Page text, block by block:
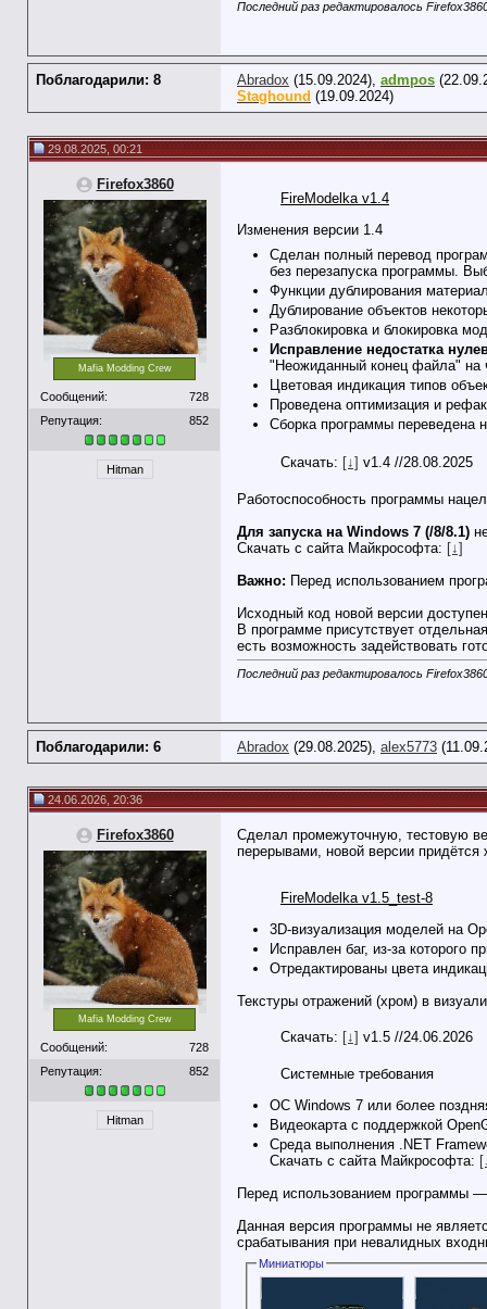
Последний раз редактировалось
Поблагодарили: 8 Abradox (15.09.2024), admpos
Staghound (19.09.2024)
29.08.2025, 00:21
Firefox3860
Mafia Modding Crew
Сообщений:
728
Репутация:
852
Hitman
FireModelka v1.4
Изменения версии 1.4
Сделан полный перевод
без перезапуска программы.
Функции дублирования
Дублирование объектов
Разблокировка и блокировка
Исправление недостатка
"Неожиданный конец файла" на
Цветовая индикация типов
Проведена оптимизация и
Сборка программы переведена
Скачать: [↓] v1.4 //28.08.2025
Работоспособность программы
Для запуска на Windows 7 (/8/8.1)
Скачать с сайта Майкрософта: [↓]
Важно: Перед использованием
Исходный код новой версии
В программе присутствует
есть возможность задействовать
Последний раз редактировалось
Поблагодарили: 6 Abradox (29.08.2025), alex5773
24.06.2026, 20:36
Firefox3860
Mafia Modding Crew
Сообщений:
728
Репутация:
852
Hitman
Сделал промежуточную, тестовую
перерывами, новой версии
FireModelka v1.5_test-8
3D-визуализация моделей на
Исправлен баг, из-за которого
Отредактированы цвета
Текстуры отражений (хром) в
Скачать: [↓] v1.5 //24.06.2026
Системные требования
ОС Windows 7 или более
Видеокарта с поддержкой
Среда выполнения .NET
Скачать с сайта Майкрософта:
Перед использованием программы
Данная версия программы не
срабатывания при невалидных
Миниатюры